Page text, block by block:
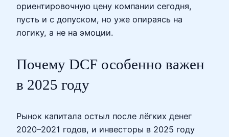
ориентировочную цену компании сегодня,
пусть и с допуском, но уже опираясь на
логику, а не на эмоции.
Почему DCF особенно важен
в 2025 году
Рынок капитала остыл после лёгких денег
2020–2021 годов, и инвесторы в 2025 году